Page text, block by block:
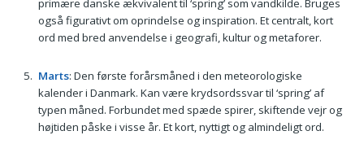
primære danske ækvivalent til ‘spring’ som vandkilde. Bruges
også figurativt om oprindelse og inspiration. Et centralt, kort
ord med bred anvendelse i geografi, kultur og metaforer.
Marts: Den første forårsmåned i den meteorologiske
kalender i Danmark. Kan være krydsordssvar til ‘spring’ af
typen måned. Forbundet med spæde spirer, skiftende vejr og
højtiden påske i visse år. Et kort, nyttigt og almindeligt ord.